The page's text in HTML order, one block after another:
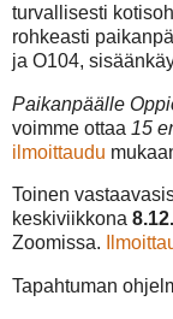
turvallisesti
rohkeasti
ja O104,
Paikanpäälle
voimme ottaa 15
ilmoittaudu
Toinen
keskiviikkona
Zoomissa.
Tapahtuman